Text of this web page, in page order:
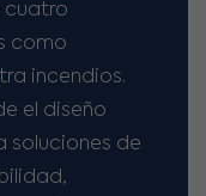
cuatro
como
incendios.
el diseño
soluciones de